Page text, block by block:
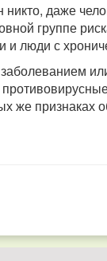
никто, даже
группе
люди с
же признаках